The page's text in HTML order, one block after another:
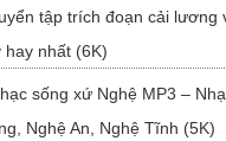
tập trích đoạn cải lương
hay nhất (6K)
sống xứ Nghệ MP3 –
Nghệ An, Nghệ Tĩnh (5K)